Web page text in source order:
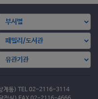
계동) TEL 02-2116-3114